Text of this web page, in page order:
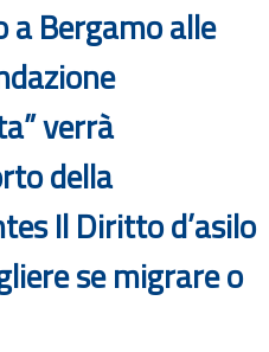
a Bergamo alle
verrà
della
Il Diritto d’asilo
se migrare o